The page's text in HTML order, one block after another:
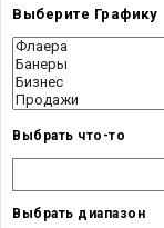
Выберите Графику
Выбрать что-то
Выбрать диапазон